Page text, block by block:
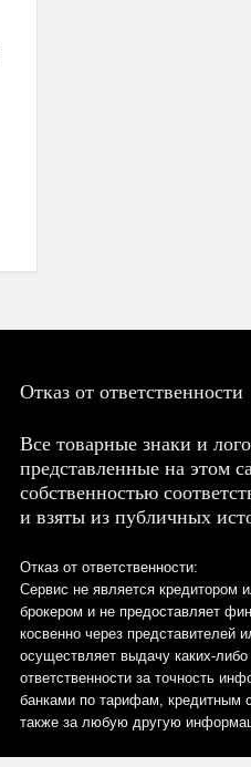
Отказ от ответственности
Все товарные знаки и
представленные на этом
собственностью
и взяты из публичных
Отказ от ответственности:
Сервис не является кредитором
брокером и не предоставляет
косвенно через представителей
осуществляет выдачу каких-
ответственности за точность
банками по тарифам, кредитным
также за любую другую